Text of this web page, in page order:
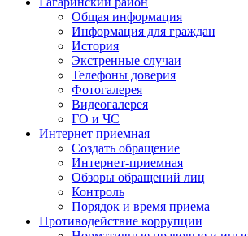
Общая информация
Информация для граждан
История
Экстренные случаи
Телефоны доверия
Фотогалерея
Видеогалерея
ГО и ЧС
Интернет приемная
Создать обращение
Интернет-приемная
Обзоры обращений лиц
Контроль
Порядок и время приема
Противодействие коррупции